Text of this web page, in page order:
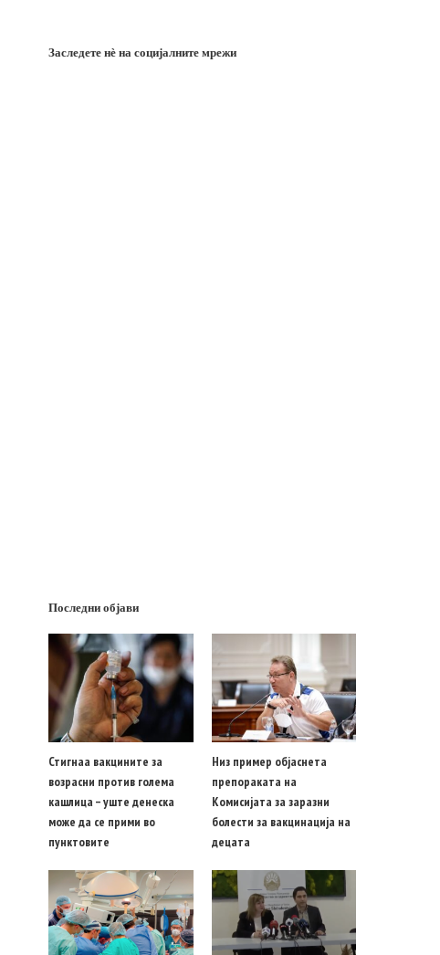
Заследете нѐ на социјалните мрежи
Последни објави
Стигнаа вакцините за
возрасни против голема
кашлица – уште денеска
може да се прими во
пунктовите
Низ пример објаснета
препораката на
Комисијата за заразни
болести за вакцинација на
децата